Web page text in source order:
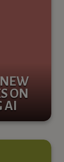
ON